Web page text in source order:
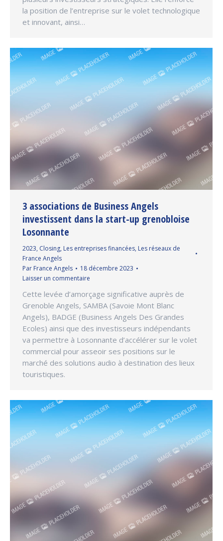
la position de l’entreprise sur le volet technologique
et innovant, ainsi…
3 associations de Business Angels
investissent dans la start-up grenobloise
Losonnante
2023, Closing, Les entreprises financées, Les réseaux de
France Angels
Par France Angels
18 décembre 2023
Laisser un commentaire
Cette levée d’amorçage significative auprès de
Grenoble Angels, SAMBA (Savoie Mont Blanc
Angels), BADGE (Business Angels Des Grandes
Ecoles) ainsi que des investisseurs indépendants
va permettre à Losonnante d’accélérer sur le volet
commercial pour asseoir ses positions sur le
marché des solutions audio à destination des lieux
touristiques.